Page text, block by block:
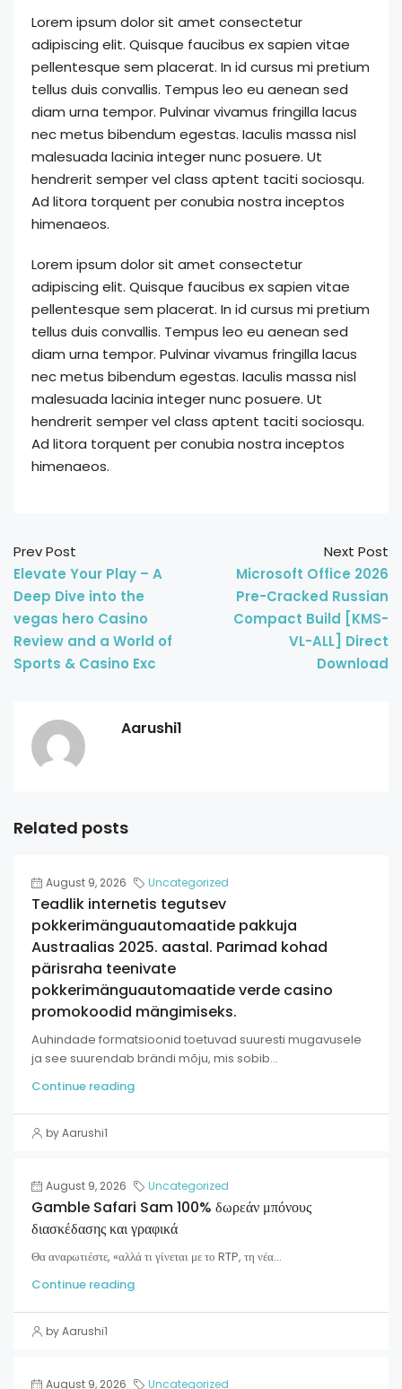
Lorem ipsum dolor sit amet consectetur
adipiscing elit. Quisque faucibus ex sapien vitae
pellentesque sem placerat. In id cursus mi pretium
tellus duis convallis. Tempus leo eu aenean sed
diam urna tempor. Pulvinar vivamus fringilla lacus
nec metus bibendum egestas. Iaculis massa nisl
malesuada lacinia integer nunc posuere. Ut
hendrerit semper vel class aptent taciti sociosqu.
Ad litora torquent per conubia nostra inceptos
himenaeos.
Lorem ipsum dolor sit amet consectetur
adipiscing elit. Quisque faucibus ex sapien vitae
pellentesque sem placerat. In id cursus mi pretium
tellus duis convallis. Tempus leo eu aenean sed
diam urna tempor. Pulvinar vivamus fringilla lacus
nec metus bibendum egestas. Iaculis massa nisl
malesuada lacinia integer nunc posuere. Ut
hendrerit semper vel class aptent taciti sociosqu.
Ad litora torquent per conubia nostra inceptos
himenaeos.
Prev Post
Elevate Your Play – A
Deep Dive into the
vegas hero Casino
Review and a World of
Sports & Casino Exc
Next Post
Microsoft Office 2026
Pre-Cracked Russian
Compact Build [KMS-
VL-ALL] Direct
Download
Aarushi1
Related posts
August 9, 2026 Uncategorized
Teadlik internetis tegutsev
pokkerimänguautomaatide pakkuja
Austraalias 2025. aastal. Parimad kohad
pärisraha teenivate
pokkerimänguautomaatide verde casino
promokoodid mängimiseks.
Auhindade formatsioonid toetuvad suuresti mugavusele
ja see suurendab brändi mõju, mis sobib...
Continue reading
by Aarushi1
August 9, 2026 Uncategorized
Gamble Safari Sam 100% δωρεάν μπόνους
διασκέδασης και γραφικά
Θα αναρωτιέστε, «αλλά τι γίνεται με το RTP, τη νέα...
Continue reading
by Aarushi1
August 9, 2026 Uncategorized